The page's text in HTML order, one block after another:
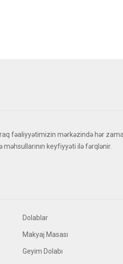
fəaliyyətimizin mərkəzində hər
keyfiyyəti ilə fərqlənir.
Dolablar
Makyaj Masası
Geyim Dolabı